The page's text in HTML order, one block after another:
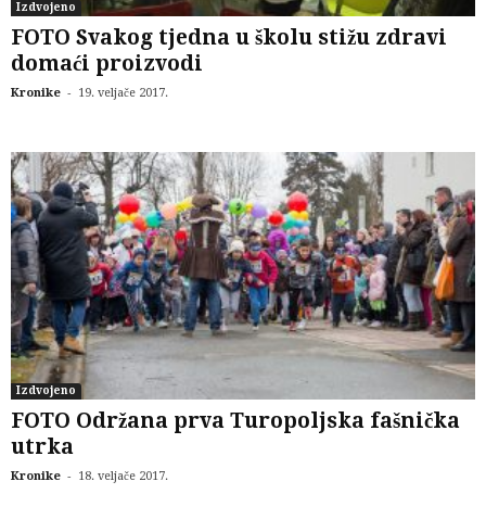
Izdvojeno
FOTO Svakog tjedna u školu stižu zdravi
domaći proizvodi
Kronike - 19. veljače 2017.
Izdvojeno
FOTO Održana prva Turopoljska fašnička
utrka
Kronike - 18. veljače 2017.